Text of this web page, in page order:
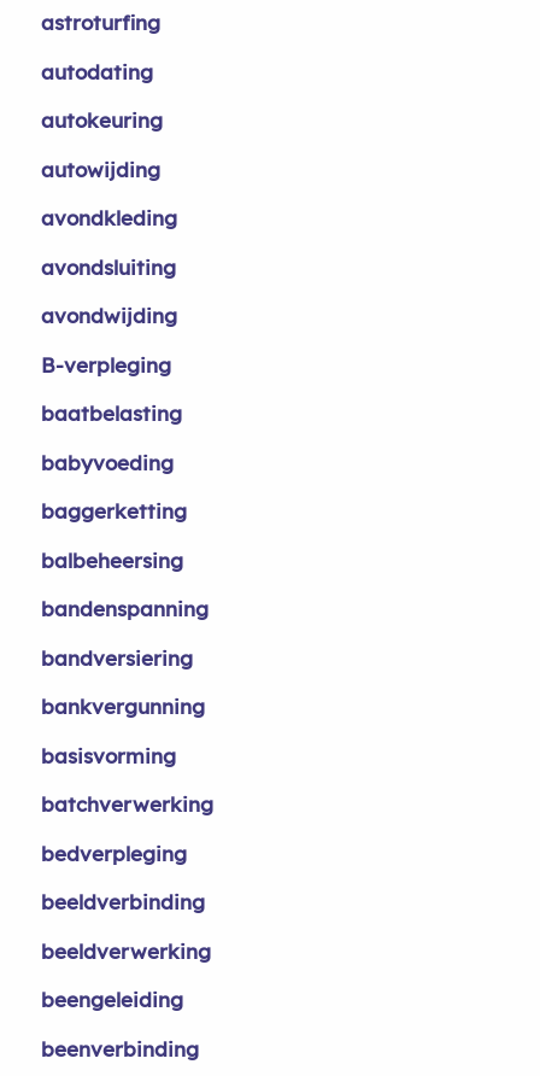
astroturfing
autodating
autokeuring
autowijding
avondkleding
avondsluiting
avondwijding
B-verpleging
baatbelasting
babyvoeding
baggerketting
balbeheersing
bandenspanning
bandversiering
bankvergunning
basisvorming
batchverwerking
bedverpleging
beeldverbinding
beeldverwerking
beengeleiding
beenverbinding